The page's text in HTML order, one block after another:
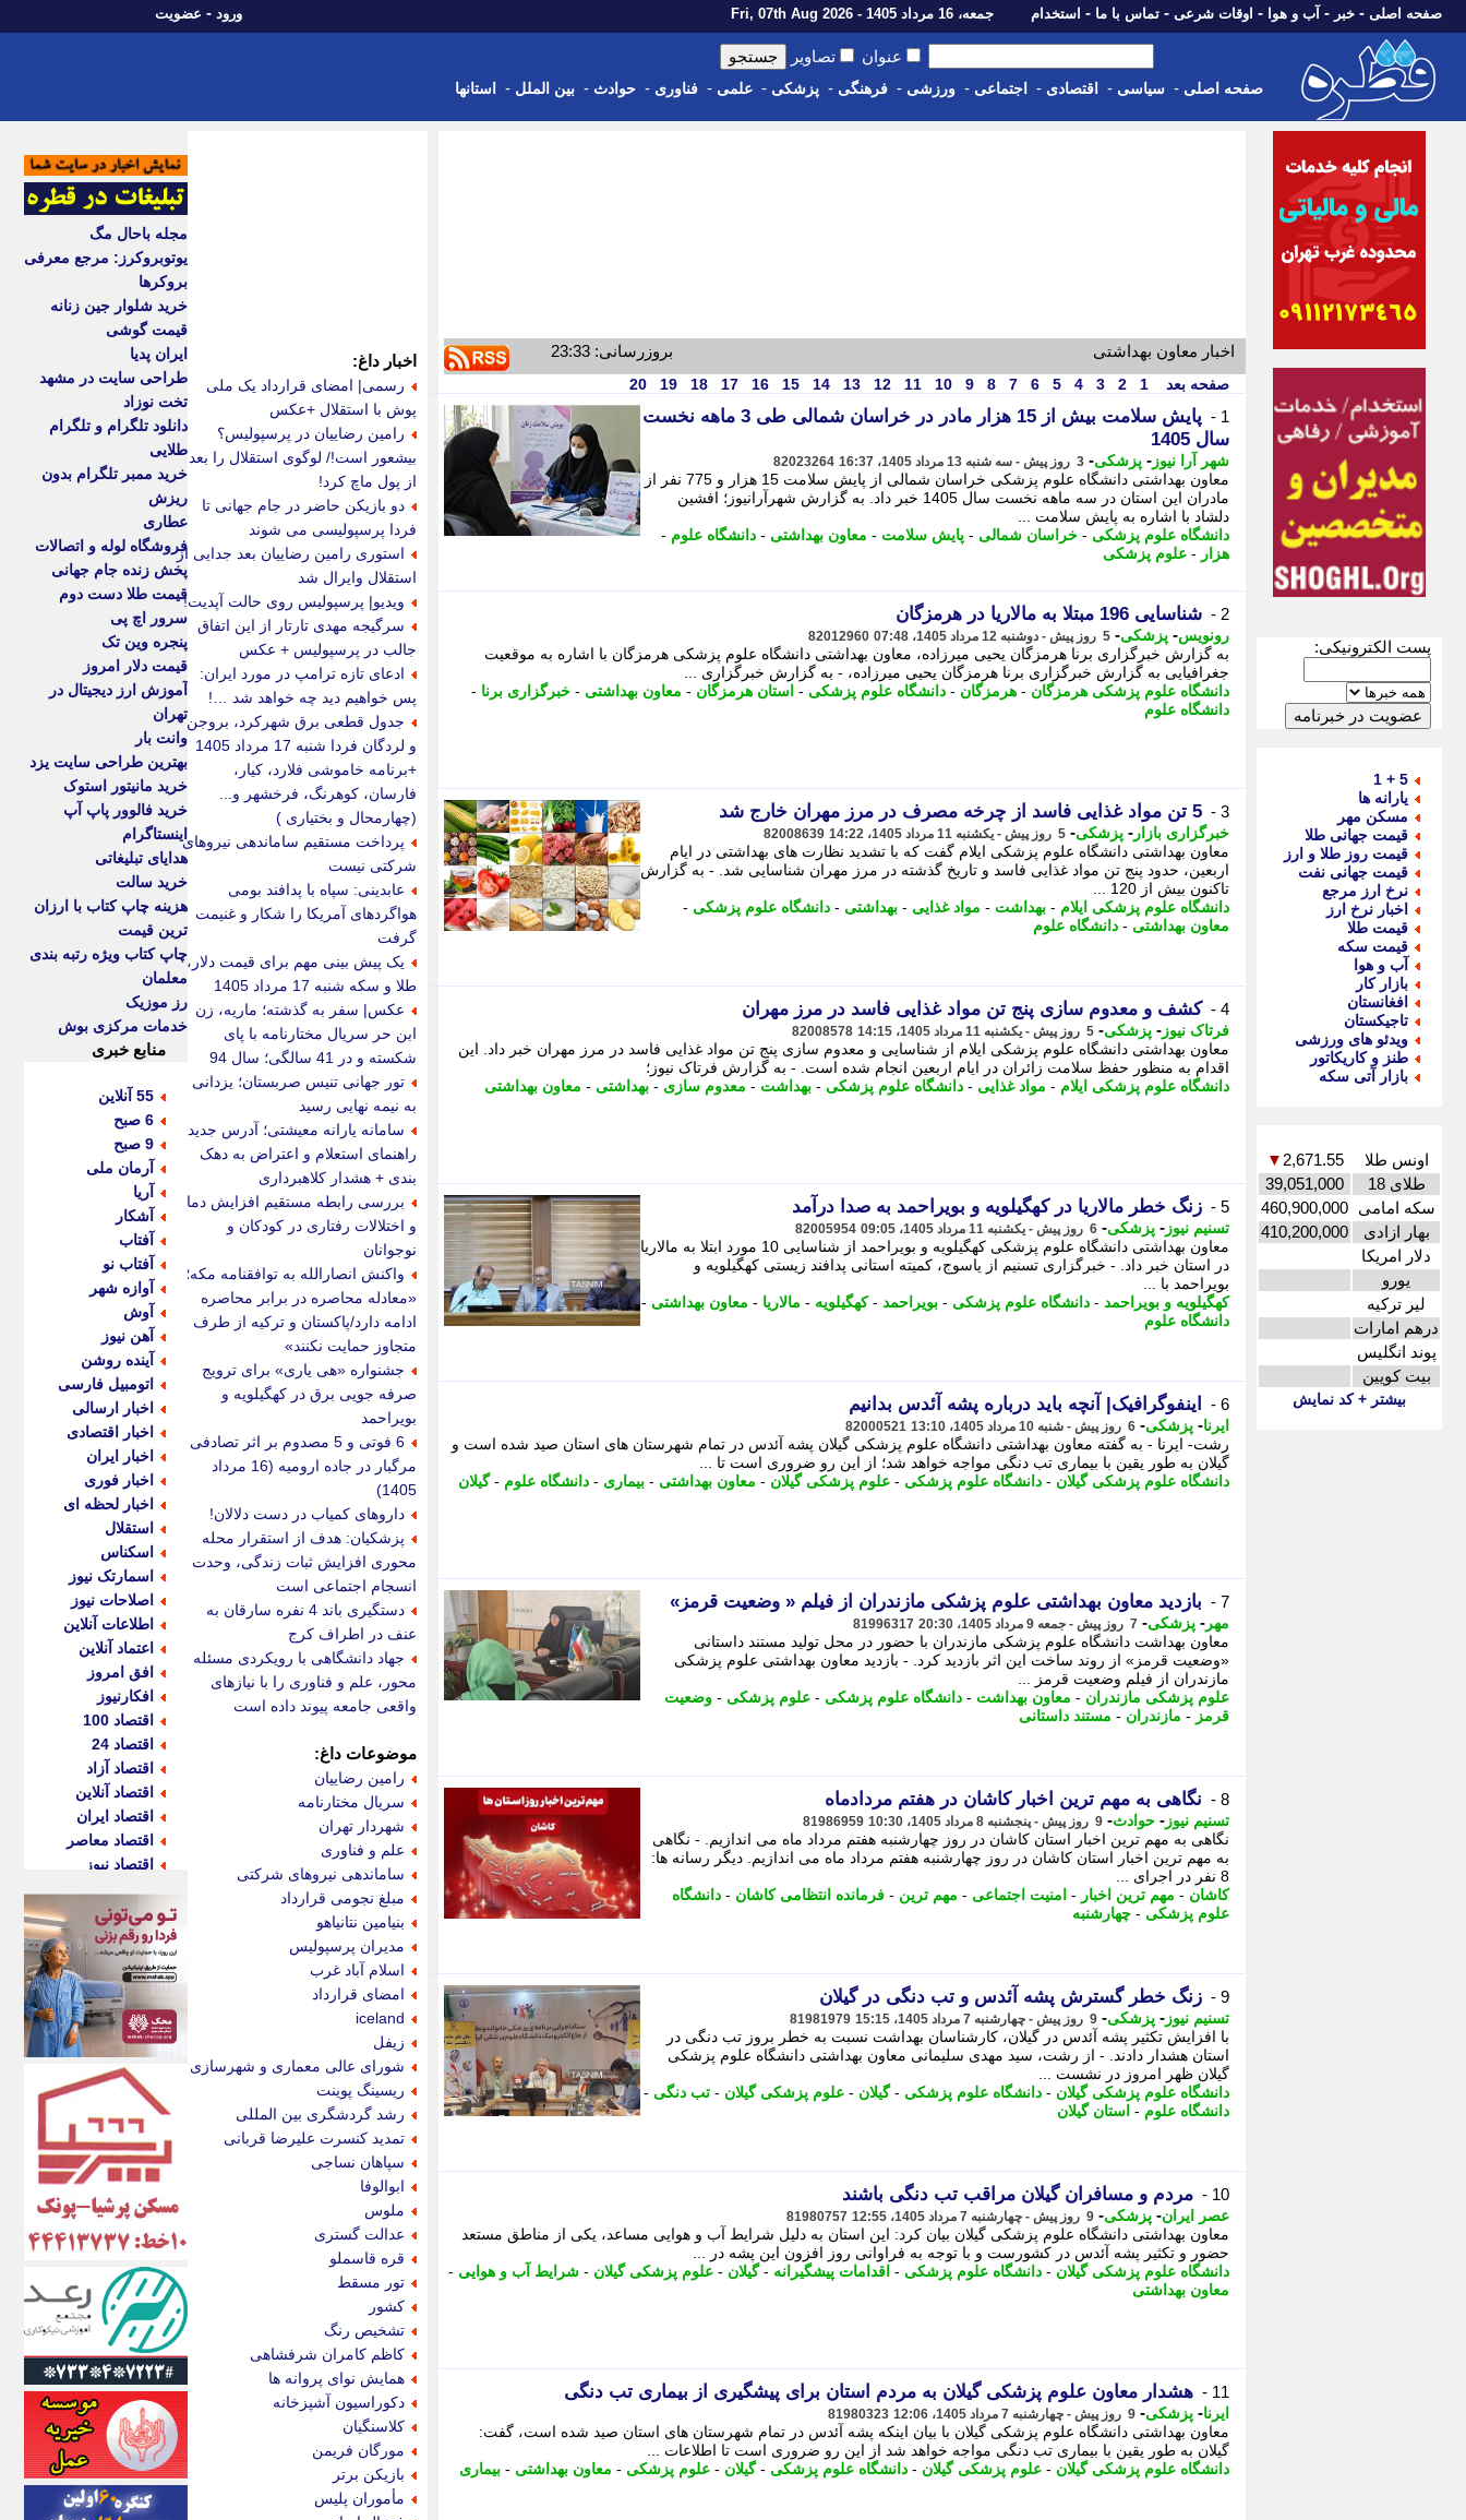
صفحه اصلی - خبر - آب و هوا - اوقات شرعی - تماس با ما - استخدام جمعه، 16 مرداد 1405 - Fri, 07th Aug 2026 ورود - عضویت
عنوان تصاویر
صفحه اصلی - سیاسی - اقتصادی - اجتماعی - ورزشی - فرهنگی - پزشکی - علمی - فناوری - حوادث - بین الملل - استانها
پست الکترونیکی:
5 + 1
یارانه ها
مسکن مهر
قیمت جهانی طلا
قیمت روز طلا و ارز
قیمت جهانی نفت
نرخ ارز مرجع
اخبار نرخ ارز
قیمت طلا
قیمت سکه
آب و هوا
بازار کار
افغانستان
تاجیکستان
ویدئو های ورزشی
طنز و کاریکاتور
بازار آتی سکه
اونس طلا 2,671.55
▼
طلای 18
39,051,000
سکه امامی 460,900,000
بهار ازادی
410,200,000
دلار امریکا
یورو
لیر ترکیه
درهم امارات
پوند انگلیس
بیت کویین
بیشتر + کد نمایش
اخبار معاون بهداشتی بروزرسانی: 23:33
صفحه بعد 1
2
3
4
5
6
7
8
9
10
11
12
13
14
15
16
17
18
19
20
1 -
پایش سلامت بیش از 15 هزار مادر در خراسان شمالی طی 3 ماهه نخست
سال 1405
شهر آرا نیوز - پزشکی- 3 روز پیش - سه شنبه 13 مرداد 1405، 16:37 82023264
معاون بهداشتی دانشگاه علوم پزشکی خراسان شمالی از پایش سلامت 15 هزار و 775 نفر از
مادران این استان در سه ماهه نخست سال 1405 خبر داد. به گزارش شهرآرانیوز؛ افشین
دلشاد با اشاره به پایش سلامت ...
دانشگاه علوم پزشکی - خراسان شمالی - پایش سلامت - معاون بهداشتی - دانشگاه علوم -
هزار - علوم پزشکی
2 - شناسایی 196 مبتلا به مالاریا در هرمزگان
رونویس- پزشکی- 5 روز پیش - دوشنبه 12 مرداد 1405، 07:48 82012960
به گزارش خبرگزاری برنا هرمزگان یحیی میرزاده، معاون بهداشتی دانشگاه علوم پزشکی هرمزگان با اشاره به موقعیت
جغرافیایی به گزارش خبرگزاری برنا هرمزگان یحیی میرزاده، - به گزارش خبرگزاری ...
دانشگاه علوم پزشکی هرمزگان - هرمزگان - دانشگاه علوم پزشکی - استان هرمزگان - معاون بهداشتی - خبرگزاری برنا -
دانشگاه علوم
3 - 5 تن مواد غذایی فاسد از چرخه مصرف در مرز مهران خارج شد
خبرگزاری بازار - پزشکی- 5 روز پیش - یکشنبه 11 مرداد 1405، 14:22 82008639
معاون بهداشتی دانشگاه علوم پزشکی ایلام گفت که با تشدید نظارت های بهداشتی در ایام
اربعین، حدود پنج تن مواد غذایی فاسد و تاریخ گذشته در مرز مهران شناسایی شد. - به گزارش
تاکنون بیش از 120 ...
دانشگاه علوم پزشکی ایلام - بهداشت - مواد غذایی - بهداشتی - دانشگاه علوم پزشکی -
معاون بهداشتی - دانشگاه علوم
4 - کشف و معدوم سازی پنج تن مواد غذایی فاسد در مرز مهران
فرتاک نیوز - پزشکی- 5 روز پیش - یکشنبه 11 مرداد 1405، 14:15 82008578
معاون بهداشتی دانشگاه علوم پزشکی ایلام از شناسایی و معدوم سازی پنج تن مواد غذایی فاسد در مرز مهران خبر داد. این
اقدام به منظور حفظ سلامت زائران در ایام اربعین انجام شده است. - به گزارش فرتاک نیوز؛
دانشگاه علوم پزشکی ایلام - مواد غذایی - دانشگاه علوم پزشکی - بهداشت - معدوم سازی - بهداشتی - معاون بهداشتی
5 - زنگ خطر مالاریا در کهگیلویه و بویراحمد به صدا درآمد
تسنیم نیوز - پزشکی- 6 روز پیش - یکشنبه 11 مرداد 1405، 09:05 82005954
معاون بهداشتی دانشگاه علوم پزشکی کهگیلویه و بویراحمد از شناسایی 10 مورد ابتلا به مالاریا
در استان خبر داد. - خبرگزاری تسنیم از یاسوج، کمیته استانی پدافند زیستی کهگیلویه و
بویراحمد با ...
کهگیلویه و بویراحمد - دانشگاه علوم پزشکی - بویراحمد -کهگیلویه - مالاریا - معاون بهداشتی -
دانشگاه علوم
6 - اینفوگرافیک| آنچه باید درباره پشه آئدس بدانیم
ایرنا- پزشکی- 6 روز پیش - شنبه 10 مرداد 1405، 13:10 82000521
رشت- ایرنا - به گفته معاون بهداشتی دانشگاه علوم پزشکی گیلان پشه آئدس در تمام شهرستان های استان صید شده است و
گیلان به طور یقین با بیماری تب دنگی مواجه خواهد شد؛ از این رو ضروری است تا ...
دانشگاه علوم پزشکی گیلان - دانشگاه علوم پزشکی - علوم پزشکی گیلان - معاون بهداشتی - بیماری - دانشگاه علوم -گیلان
7 - بازدید معاون بهداشتی علوم پزشکی مازندران از فیلم « وضعیت قرمز»
مهر - پزشکی- 7 روز پیش - جمعه 9 مرداد 1405، 20:30 81996317
معاون بهداشت دانشگاه علوم پزشکی مازندران با حضور در محل تولید مستند داستانی
«وضعیت قرمز» از روند ساخت این اثر بازدید کرد. - بازدید معاون بهداشتی علوم پزشکی
مازندران از فیلم وضعیت قرمز ...
علوم پزشکی مازندران - معاون بهداشت - دانشگاه علوم پزشکی - علوم پزشکی - وضعیت
قرمز - مازندران - مستند داستانی
8 - نگاهی به مهم ترین اخبار کاشان در هفتم مردادماه
تسنیم نیوز - حوادث- 9 روز پیش - پنجشنبه 8 مرداد 1405، 10:30 81986959
نگاهی به مهم ترین اخبار استان کاشان در روز چهارشنبه هفتم مرداد ماه می اندازیم. - نگاهی
به مهم ترین اخبار استان کاشان در روز چهارشنبه هفتم مرداد ماه می اندازیم. دیگر رسانه ها:
8 نفر در اجرای ...
کاشان - مهم ترین اخبار - امنیت اجتماعی - مهم ترین - فرمانده انتظامی کاشان - دانشگاه
علوم پزشکی - چهارشنبه
9 - زنگ خطر گسترش پشه آئدس و تب دنگی در گیلان
تسنیم نیوز - پزشکی- 9 روز پیش - چهارشنبه 7 مرداد 1405، 15:15 81981979
با افزایش تکثیر پشه آئدس در گیلان، کارشناسان بهداشت نسبت به خطر بروز تب دنگی در
استان هشدار دادند. - از رشت، سید مهدی سلیمانی معاون بهداشتی دانشگاه علوم پزشکی
گیلان ظهر امروز در نشست ...
دانشگاه علوم پزشکی گیلان - دانشگاه علوم پزشکی -گیلان - علوم پزشکی گیلان - تب دنگی -
دانشگاه علوم - استان گیلان
10 - مردم و مسافران گیلان مراقب تب دنگی باشند
عصر ایران- پزشکی- 9 روز پیش - چهارشنبه 7 مرداد 1405، 12:55 81980757
معاون بهداشتی دانشگاه علوم پزشکی گیلان بیان کرد: این استان به دلیل شرایط آب و هوایی مساعد، یکی از مناطق مستعد
حضور و تکثیر پشه آئدس در کشورست و با توجه به فراوانی روز افزون این پشه در ...
دانشگاه علوم پزشکی گیلان - دانشگاه علوم پزشکی - اقدامات پیشگیرانه -گیلان - علوم پزشکی گیلان - شرایط آب و هوایی -
معاون بهداشتی
11 - هشدار معاون علوم پزشکی گیلان به مردم استان برای پیشگیری از بیماری تب دنگی
ایرنا- پزشکی- 9 روز پیش - چهارشنبه 7 مرداد 1405، 12:06 81980323
معاون بهداشتی دانشگاه علوم پزشکی گیلان با بیان اینکه پشه آئدس در تمام شهرستان های استان صید شده است، گفت:
گیلان به طور یقین با بیماری تب دنگی مواجه خواهد شد از این رو ضروری است تا اطلاعات ...
دانشگاه علوم پزشکی گیلان - علوم پزشکی گیلان - دانشگاه علوم پزشکی -گیلان - علوم پزشکی - معاون بهداشتی - بیماری
اخبار داغ:
رسمی| امضای قرارداد یک ملی
پوش با استقلال +عکس
رامین رضاییان در پرسپولیس؟
بیشعور است!/ لوگوی استقلال را بعد
از پول ماچ کرد!
دو بازیکن حاضر در جام جهانی تا
فردا پرسپولیسی می شوند
استوری رامین رضاییان بعد جدایی از
استقلال وایرال شد
ویدیو| پرسپولیس روی حالت آپدیت!
سرگیجه مهدی تارتار از این اتفاق
جالب در پرسپولیس + عکس
ادعای تازه ترامپ در مورد ایران:
پس خواهیم دید چه خواهد شد …!
جدول قطعی برق شهرکرد، بروجن
و لردگان فردا شنبه 17 مرداد 1405
+برنامه خاموشی فلارد، کیار،
فارسان، کوهرنگ، فرخشهر و...
(چهارمحال و بختیاری )
پرداخت مستقیم ساماندهی نیروهای
شرکتی نیست
عابدینی: سپاه با پدافند بومی
هواگردهای آمریکا را شکار و غنیمت
گرفت
یک پیش بینی مهم برای قیمت دلار،
طلا و سکه شنبه 17 مرداد 1405
عکس| سفر به گذشته؛ ماریه، زن
ابن حر سریال مختارنامه با پای
شکسته و در 41 سالگی؛ سال 94
تور جهانی تنیس صربستان؛ یزدانی
به نیمه نهایی رسید
سامانه یارانه معیشتی؛ آدرس جدید،
راهنمای استعلام و اعتراض به دهک
بندی + هشدار کلاهبرداری
بررسی رابطه مستقیم افزایش دما
و اختلالات رفتاری در کودکان و
نوجوانان
واکنش انصارالله به توافقنامه مکه؛
«معادله محاصره در برابر محاصره
ادامه دارد/پاکستان و ترکیه از طرف
متجاوز حمایت نکنند»
جشنواره «هی یاری» برای ترویج
صرفه جویی برق در کهگیلویه و
بویراحمد
6 فوتی و 5 مصدوم بر اثر تصادفی
مرگبار در جاده ارومیه (16 مرداد
1405)
داروهای کمیاب در دست دلالان!
پزشکیان: هدف از استقرار محله
محوری افزایش ثبات زندگی، وحدت و
انسجام اجتماعی است
دستگیری باند 4 نفره سارقان به
عنف در اطراف کرج
جهاد دانشگاهی با رویکردی مسئله
محور، علم و فناوری را با نیازهای
واقعی جامعه پیوند داده است
موضوعات داغ:
رامین رضاییان
سریال مختارنامه
شهردار تهران
علم و فناوری
ساماندهی نیروهای شرکتی
مبلغ نجومی قرارداد
بنیامین نتانیاهو
مدیران پرسپولیس
اسلام آباد غرب
امضای قرارداد
iceland
زیفل
شورای عالی معماری و شهرسازی
ریسینگ پوینت
رشد گردشگری بین المللی
تمدید کنسرت علیرضا قربانی
سپاهان نساجی
ابوالوفا
ملوس
عدالت گستری
قره قاسملو
تور مسقط
کشور
تشخیص رنگ
کاظم کامران شرفشاهی
همایش نوای پروانه ها
دکوراسیون آشپزخانه
کلاسنگیان
مورگان فریمن
بازیکن برتر
مأموران پلیس
مجله باحال مگ
یوتوبروکرز: مرجع معرفی
بروکرها
خرید شلوار جین زنانه
قیمت گوشی
ایران پدیا
طراحی سایت در مشهد
تخت نوزاد
دانلود تلگرام و تلگرام
طلایی
خرید ممبر تلگرام بدون
ریزش
عطاری
فروشگاه لوله و اتصالات
پخش زنده جام جهانی
قیمت طلا دست دوم
سرور اچ پی
پنجره وین تک
قیمت دلار امروز
آموزش ارز دیجیتال در
تهران
وانت بار
بهترین طراحی سایت یزد
خرید مانیتور استوک
خرید فالوور پاپ آپ
اینستاگرام
هدایای تبلیغاتی
خرید سالت
هزینه چاپ کتاب با ارزان
ترین قیمت
چاپ کتاب ویژه رتبه بندی
معلمان
رز موزیک
خدمات مرکزی بوش
منابع خبری
55 آنلاین
6 صبح
9 صبح
آرمان ملی
آریا
آشکار
آفتاب
آفتاب نو
آوازه شهر
آوش
آهن نیوز
آینده روشن
اتومبیل فارسی
اخبار ارسالی
اخبار اقتصادی
اخبار ایران
اخبار فوری
اخبار لحظه ای
استقلال
اسکناس
اسمارتک نیوز
اصلاحات نیوز
اطلاعات آنلاین
اعتماد آنلاین
افق امروز
افکارنیوز
اقتصاد 100
اقتصاد 24
اقتصاد آزاد
اقتصاد آنلاین
اقتصاد ایران
اقتصاد معاصر
اقتصاد نیوز
اکوفارس
اکونگار
اکونیوز
الف
انتشار آنلاین
اندیشه قرن
اندیشه معاصر
اندیشه ها
انرژی پرس
ای استخدام
ایتنا
ایراف
ایران آرت
ایران آنلاین
ایران زندگی
ایران فوری
ایرانی روز
ایرانیتال
ایرنا
ایسکانیوز
ایسنا
ایکنا
ایلنا
اینتیتر
ایونا نیوز
بازتاب آنلاین